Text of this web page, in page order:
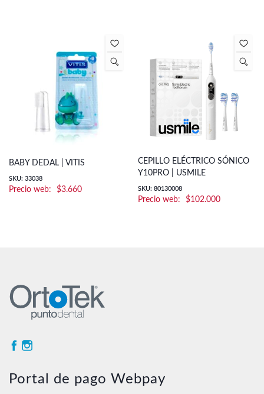
BABY DEDAL | VITIS
SKU: 33038
$3.660
CEPILLO ELÉCTRICO SÓNICO
Y10PRO | USMILE
SKU: 80130008
$102.000
Portal de pago Webpay